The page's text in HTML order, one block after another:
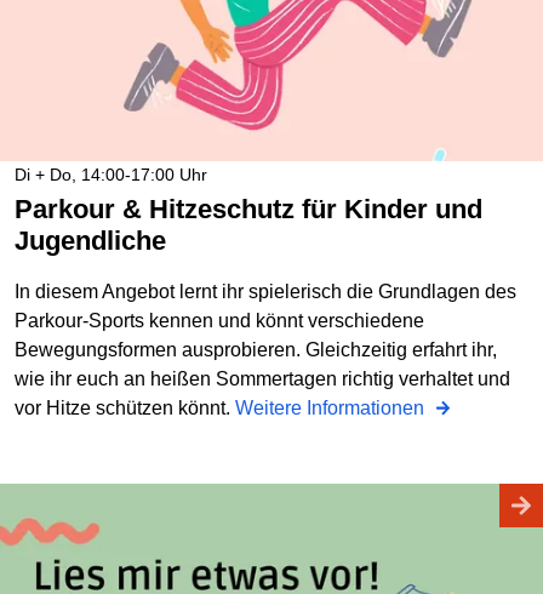
Di + Do, 14:00-17:00 Uhr
Parkour & Hitzeschutz für Kinder und
Jugendliche
In diesem Angebot lernt ihr spielerisch die Grundlagen des
Parkour-Sports kennen und könnt verschiedene
Bewegungsformen ausprobieren. Gleichzeitig erfahrt ihr,
wie ihr euch an heißen Sommertagen richtig verhaltet und
vor Hitze schützen könnt. Weitere Informationen